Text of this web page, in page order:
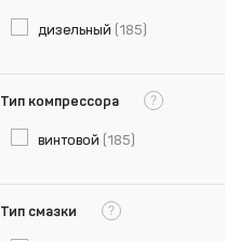
дизельный (185)
Тип компрессора ?
винтовой (185)
Тип смазки ?